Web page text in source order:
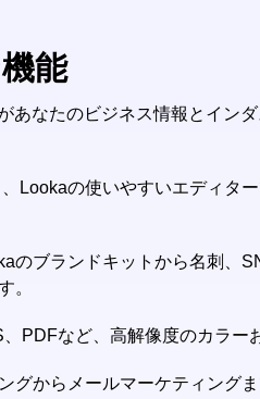
能
あなたのビジネス情報とイン
Lookaの使いやすいエディタ
のブランドキットから名刺
。
PDFなど、高解像度のカラー
グからメールマーケティング